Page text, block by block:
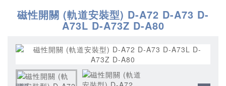
磁性開關 (軌道安裝型) D-A72 D-A73 D-
A73L D-A73Z D-A80